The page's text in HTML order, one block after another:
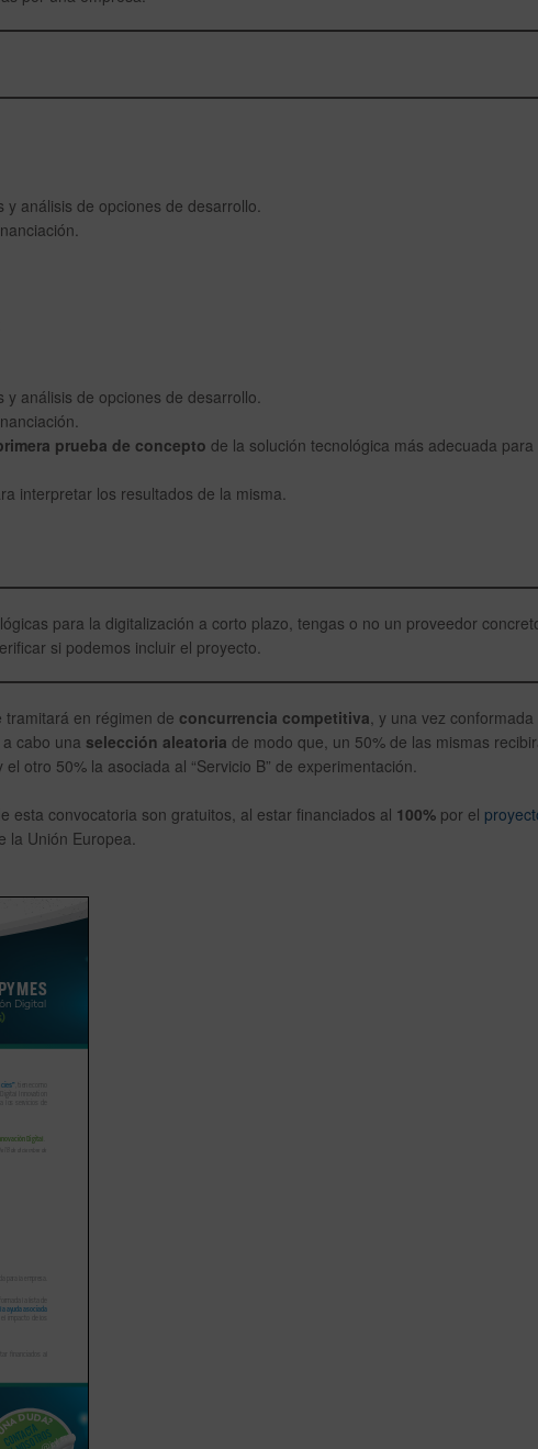
y análisis de opciones de desarrollo.
y análisis de opciones de desarrollo.
prueba de concepto de la solución tecnológica más adecuada para
interpretar los resultados de la misma.
para la digitalización a corto plazo, tengas o no un proveedor
si podemos incluir el proyecto.
tramitará en régimen de concurrencia competitiva, y una vez conformada
cabo una selección aleatoria de modo que, un 50% de las mismas
otro 50% la asociada al “Servicio B” de experimentación.
esta convocatoria son gratuitos, al estar financiados al 100% por el
la Unión Europea.